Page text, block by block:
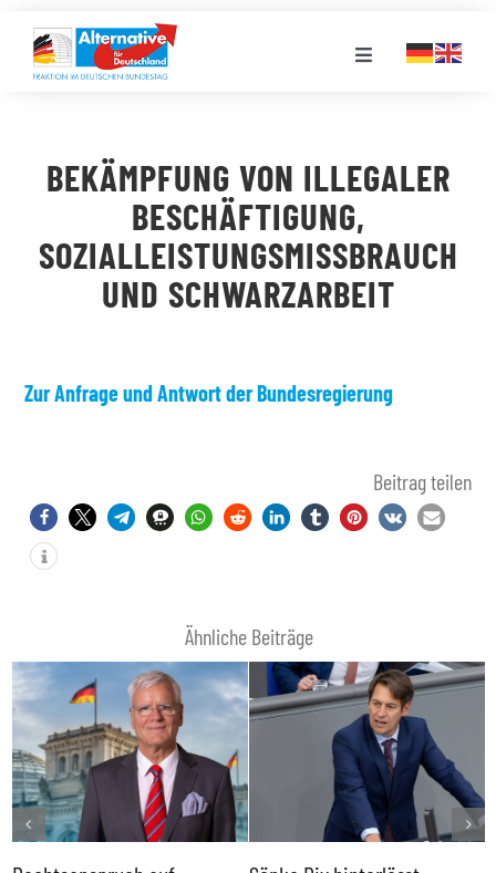
Inhalt
springen
Toggle
LANDESGRUPPEN
VERANSTALTUNGEN
BEKÄMPFUNG VON ILLEGALER
BESCHÄFTIGUNG,
SOZIALLEISTUNGSMISSBRAUCH
UND SCHWARZARBEIT
Zur Anfrage und Antwort der Bundesregierung
Beitrag teilen
Ähnliche Beiträge